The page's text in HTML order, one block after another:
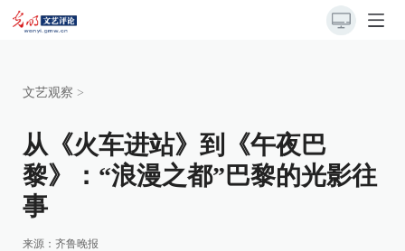
文艺观察 >
从《火车进站》到《午夜巴
黎》：“浪漫之都”巴黎的光影往
事
来源： 齐鲁晚报